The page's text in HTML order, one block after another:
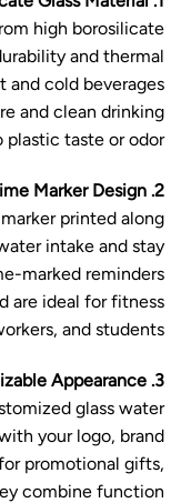
high borosilicate
and thermal
and cold beverages
and clean drinking
taste or odor.
2. Motivational Time Marker Design
printed along
intake and stay
marked reminders
are ideal for fitness
and students.
3. Stylish and Customizable Appearance
glass water
your logo, brand
promotional gifts,
combine function